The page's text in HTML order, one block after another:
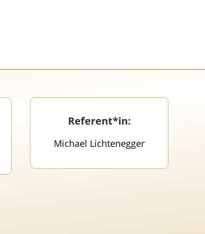
Referent*in:
Michael Lichtenegger